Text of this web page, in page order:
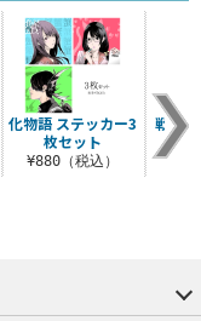
化物語 ステッカー3
枚セット
¥880（税込）
戦場
リー